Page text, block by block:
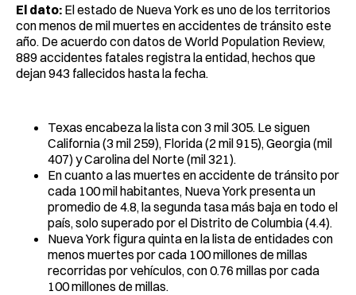
El dato: El estado de Nueva York es uno de los territorios
con menos de mil muertes en accidentes de tránsito este
año. De acuerdo con datos de World Population Review,
889 accidentes fatales registra la entidad, hechos que
dejan 943 fallecidos hasta la fecha.
Texas encabeza la lista con 3 mil 305. Le siguen
California (3 mil 259), Florida (2 mil 915), Georgia (mil
407) y Carolina del Norte (mil 321).
En cuanto a las muertes en accidente de tránsito por
cada 100 mil habitantes, Nueva York presenta un
promedio de 4.8, la segunda tasa más baja en todo el
país, solo superado por el Distrito de Columbia (4.4).
Nueva York figura quinta en la lista de entidades con
menos muertes por cada 100 millones de millas
recorridas por vehículos, con 0.76 millas por cada
100 millones de millas.